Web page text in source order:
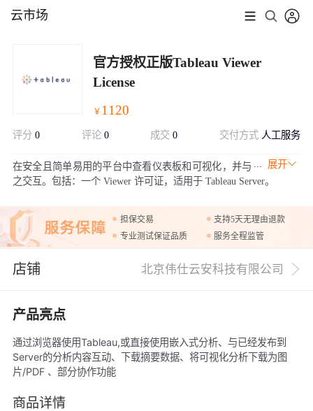
云市场
官方授权正版Tableau Viewer
License
￥ 1120
评分 0 评论 0 成交0 交付方式 人工服务
展开
在安全且简单易用的平台中查看仪表板和可视化，并与
之交互。包括：一个 Viewer 许可证，适用于 Tableau Server。
担保交易
支持5天无理由退款
专业测试保证品质
服务全程监管
店铺 北京伟仕云安科技有限公司
产品亮点
通过浏览器使用Tableau,或直接使用嵌入式分析、与已经发布到
Server的分析内容互动、下载摘要数据、将可视化分析下载为图
片/PDF 、部分协作功能
商品详情